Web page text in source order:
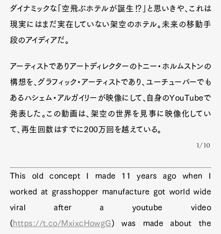
ダイナミックな「空飛ぶホテルが誕生⁉」と思いきや、これは
現実にはまだ実在していない架空のホテル。未来の移動手
段のアイディアだ。
アーティストでありアートディレクターのトニー・ホルムストンの
構想を、グラフィック・アーティストであり、ユーチューバーでも
あるハシェム・アルガイリーが映像にして、自身のYouTubeで
発表した。この動画は、架空の世界を見事に映像化してい
て、再生回数はすでに200万回を越えている。
1/10
This old concept I made 11 years ago when I
worked at grasshopper manufacture got world wide
viral after a youtube video
(https://t.co/MxixcHowgG) was made about the